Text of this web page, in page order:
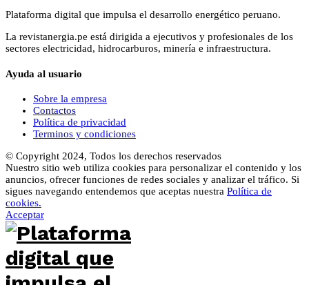
Plataforma digital que impulsa el desarrollo energético peruano.
La revistanergia.pe está dirigida a ejecutivos y profesionales de los
sectores electricidad, hidrocarburos, minería e infraestructura.
Ayuda al usuario
Sobre la empresa
Contactos
Política de privacidad
Terminos y condiciones
© Copyright 2024, Todos los derechos reservados
Nuestro sitio web utiliza cookies para personalizar el contenido y los
anuncios, ofrecer funciones de redes sociales y analizar el tráfico. Si
sigues navegando entendemos que aceptas nuestra Política de
cookies.
Acceptar